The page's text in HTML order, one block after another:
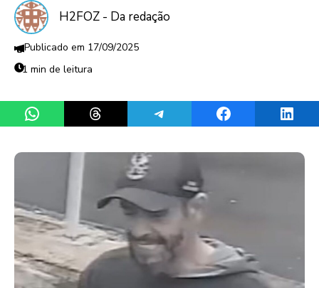
H2FOZ - Da redação
17/09/2025
1 min de leitura
Share on WhatsAppShare on ThreadsShare on TelegramShare on Facebook